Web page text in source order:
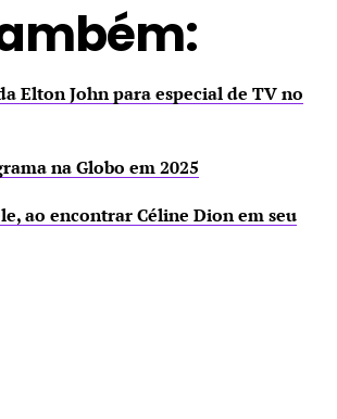
Elton John para especial de TV no
na Globo em 2025
ao encontrar Céline Dion em seu